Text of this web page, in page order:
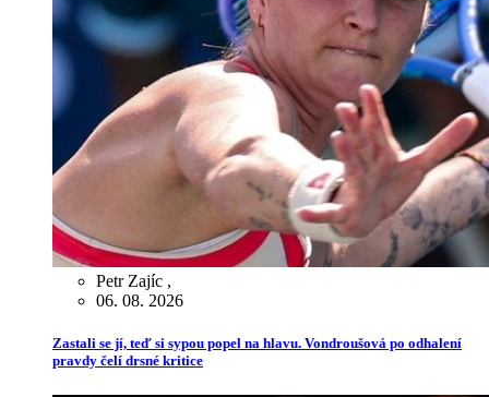
Petr Zajíc ,
06. 08. 2026
Zastali se jí, teď si sypou popel na hlavu. Vondroušová po odhalení
pravdy čelí drsné kritice